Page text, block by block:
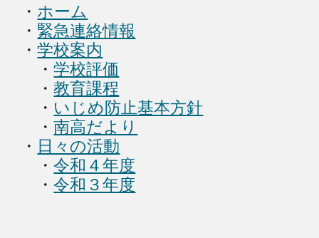
・ ホーム
・ 緊急連絡情報
・学校案内
・学校評価
・教育課程
・ いじめ防止基本方針
・南高だより
・ 日々の活動
・令和４年度
・令和３年度